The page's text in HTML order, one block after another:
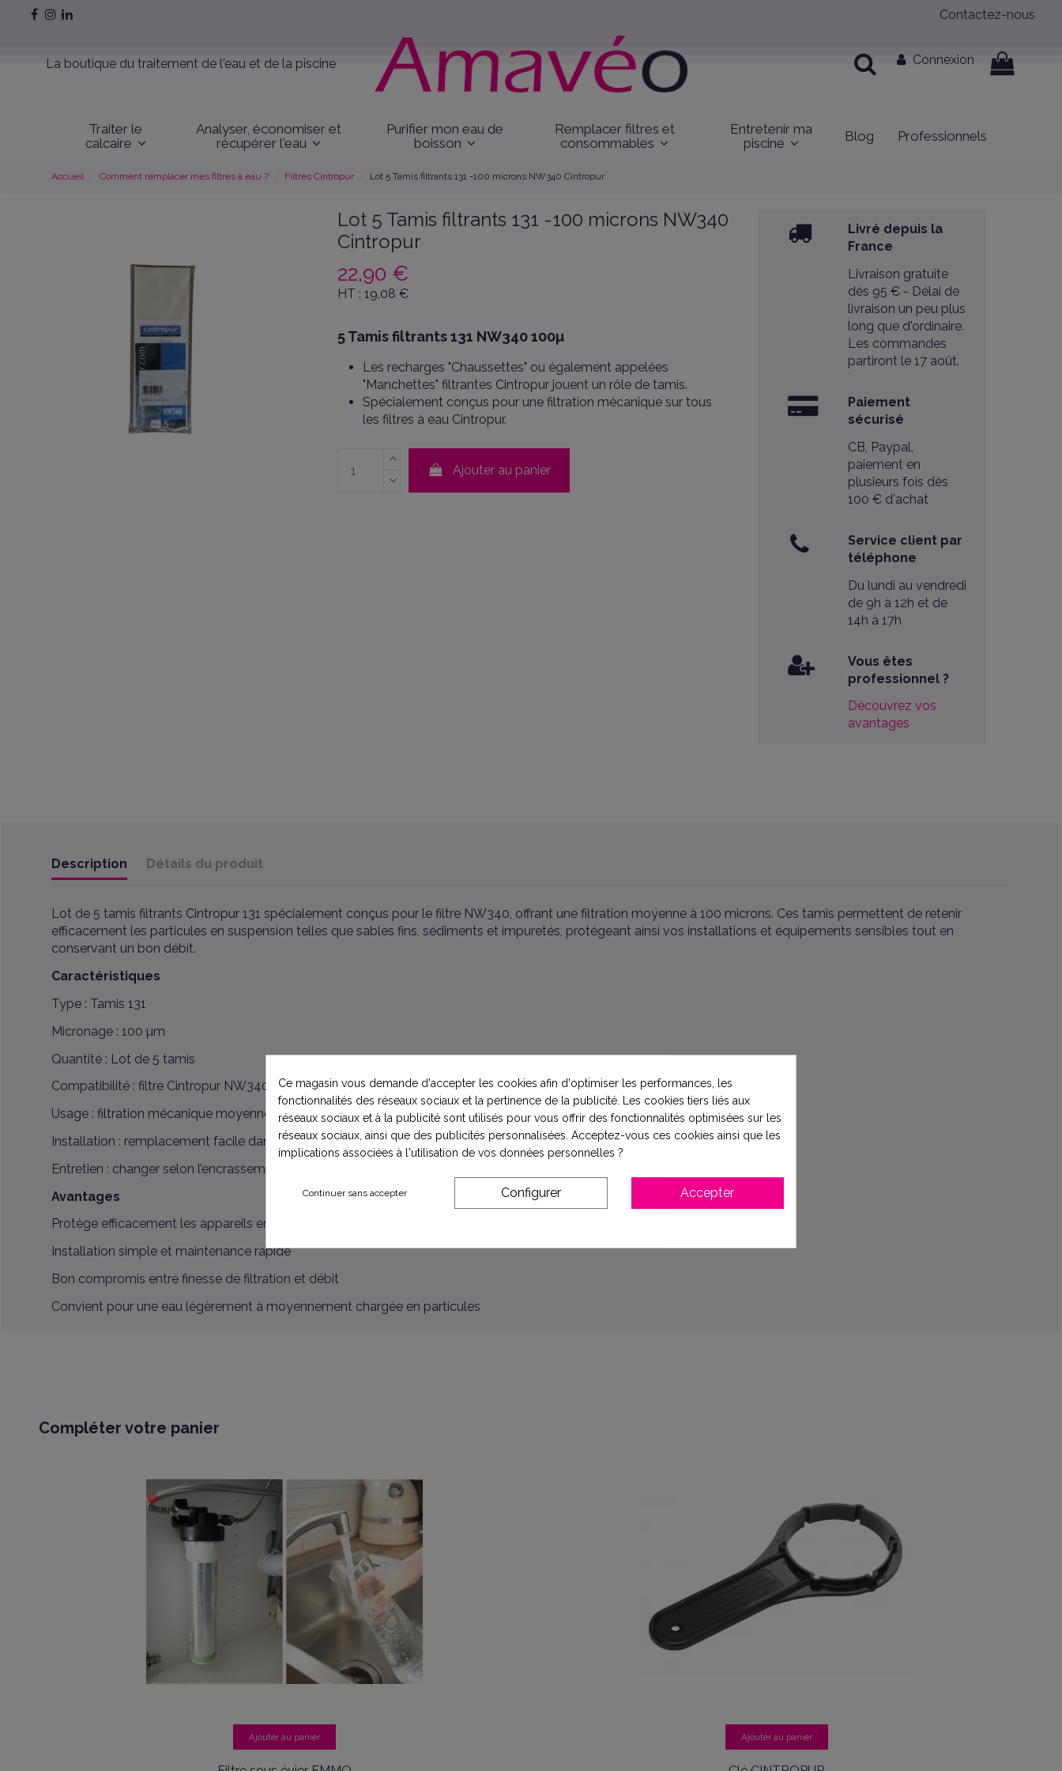
Contactez-nous
La boutique du traitement de l'eau et de la piscine Connexion
Traiter le
calcaire
Analyser, économiser et
récupérer l'eau
Purifier mon eau de
boisson
Remplacer filtres et
consommables
Entretenir ma
piscine
Blog Professionnels
Accueil Comment remplacer mes filtres à eau ? Filtres Cintropur Lot 5 Tamis filtrants 131 -100 microns NW340 Cintropur
Lot 5 Tamis filtrants 131 -100 microns NW340
Cintropur
22,90 €
HT : 19,08€
5 Tamis filtrants 131 NW340 100µ
Les recharges "Chaussettes" ou également appelées
"Manchettes" filtrantes Cintropur jouent un rôle de tamis.
Spécialement conçus pour une filtration mécanique sur tous
les filtres à eau Cintropur.
Ajouter au panier
Livré depuis la
France
Livraison gratuite
dès 95 € - Délai de
livraison un peu plus
long que d'ordinaire.
Les commandes
partiront le 17 août.
Paiement
sécurisé
CB, Paypal,
paiement en
plusieurs fois dès
100 € d'achat
Service client par
téléphone
Du lundi au vendredi
de 9h à 12h et de
14h à 17h
Vous êtes
professionnel ?
Découvrez vos
avantages
Description Détails du produit
Lot de 5 tamis filtrants Cintropur 131 spécialement conçus pour le filtre NW340, offrant une filtration moyenne à 100 microns. Ces tamis permettent de retenir
efficacement les particules en suspension telles que sables fins, sédiments et impuretés, protégeant ainsi vos installations et équipements sensibles tout en
conservant un bon débit.
Caractéristiques
Type : Tamis 131
Micronage : 100 µm
Quantité : Lot de 5 tamis
Compatibilité : filtre Cintropur NW340
Usage : filtration mécanique moyenne
Installation : remplacement facile dans le porte-filtre
Entretien : changer selon l’encrassement ou la qualité de l’eau
Avantages
Protège efficacement les appareils en aval (adoucisseurs, osmoseurs, stations UV…)
Installation simple et maintenance rapide
Bon compromis entre finesse de filtration et débit
Convient pour une eau légèrement à moyennement chargée en particules
Compléter votre panier
Ajouter au panier Ajouter au panier
Ce magasin vous demande d'accepter les cookies afin d'optimiser les performances, les
fonctionnalités des réseaux sociaux et la pertinence de la publicité. Les cookies tiers liés aux
réseaux sociaux et à la publicité sont utilisés pour vous offrir des fonctionnalités optimisées sur les
réseaux sociaux, ainsi que des publicités personnalisées. Acceptez-vous ces cookies ainsi que les
implications associées à l'utilisation de vos données personnelles ?
Continuer sans accepter Configurer Accepter